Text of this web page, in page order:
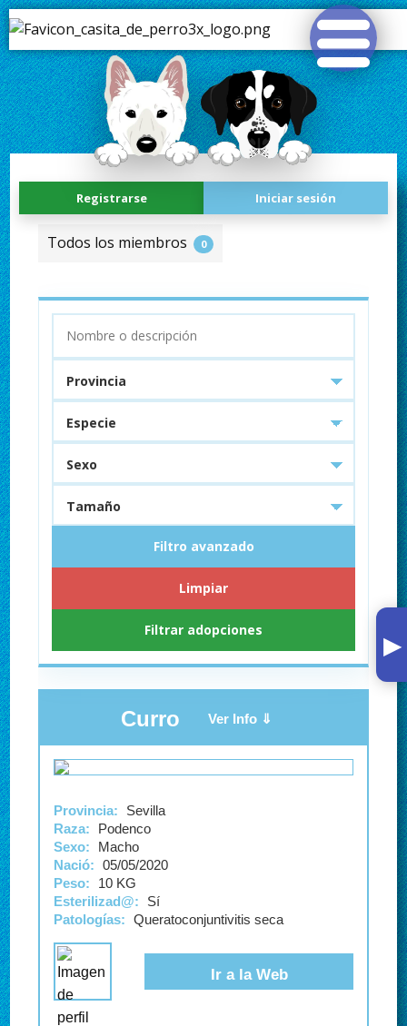
▸
Registrarse Iniciar sesión
Todos los miembros 0
Filtro avanzado
Limpiar
Filtrar adopciones
Curro
Provincia:
Sevilla
Raza:
Podenco
Sexo:
Macho
Nació: 05/05/2020
Peso:
10 KG
Esterilizad@:
Sí
Patologías: Queratoconjuntivitis seca
Ir a la Web